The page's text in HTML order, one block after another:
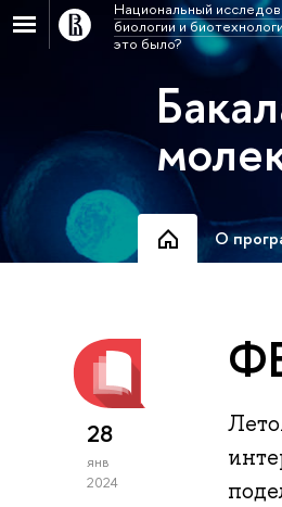
Национальный
биологии и
это было?
О
28
янв
2024